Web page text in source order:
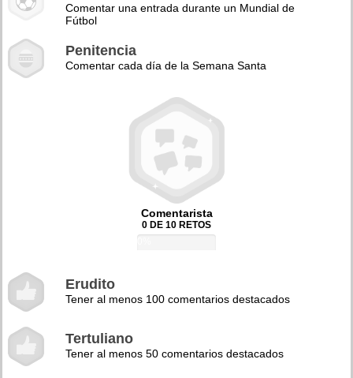
Comentar una entrada durante un Mundial de
Fútbol
Penitencia
Comentar cada día de la Semana Santa
Comentarista
0 DE 10 RETOS
Erudito
Tener al menos 100 comentarios destacados
Tertuliano
Tener al menos 50 comentarios destacados